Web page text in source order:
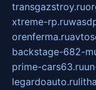
transgazstroy.ru
xtreme-rp.ru
orenferma.ru
backstage-682-
prime-cars63.ru
legardoauto.ru